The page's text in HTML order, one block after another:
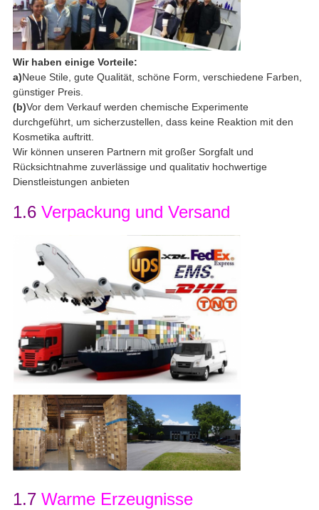
Wir haben einige Vorteile:
a)Neue Stile, gute Qualität, schöne Form, verschiedene Farben,
günstiger Preis.
(b)Vor dem Verkauf werden chemische Experimente
durchgeführt, um sicherzustellen, dass keine Reaktion mit den
Kosmetika auftritt.
Wir können unseren Partnern mit großer Sorgfalt und
Rücksichtnahme zuverlässige und qualitativ hochwertige
Dienstleistungen anbieten
1.6 Verpackung und Versand
1.7 Warme Erzeugnisse